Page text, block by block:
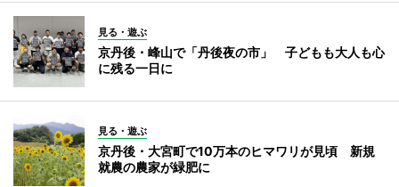
見る・遊ぶ
京丹後・峰山で「丹後夜の市」 子どもも大人も心
に残る一日に
見る・遊ぶ
京丹後・大宮町で10万本のヒマワリが見頃 新規
就農の農家が緑肥に